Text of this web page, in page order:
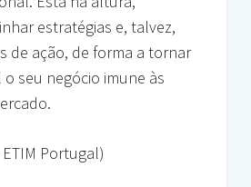
estratégias e, talvez,
de ação, de forma a tornar
seu negócio imune às
Portugal)